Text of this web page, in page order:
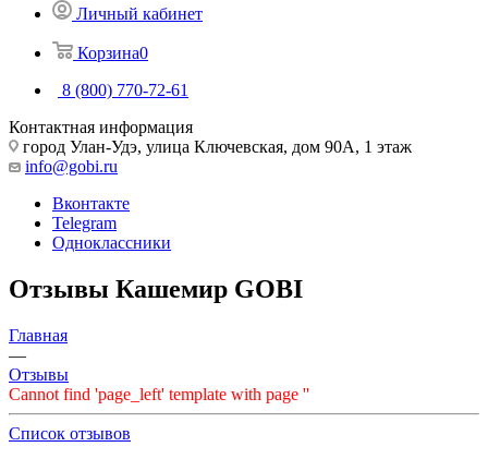
Личный кабинет
Корзина0
8 (800) 770-72-61
Контактная информация
город Улан-Удэ, улица Ключевская, дом 90А, 1 этаж
info@gobi.ru
Вконтакте
Telegram
Одноклассники
Отзывы Кашемир GOBI
Главная
—
Отзывы
Cannot find 'page_left' template with page ''
Список отзывов